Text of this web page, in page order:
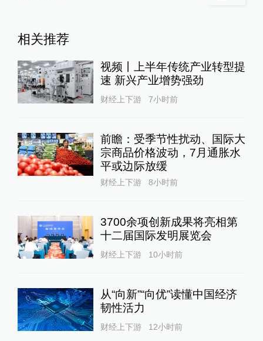
相关推荐
视频丨上半年传统产业转型提
速 新兴产业增势强劲
财经上下游 7小时前
前瞻：受季节性扰动、国际大
宗商品价格波动，7月通胀水
平或边际放缓
财经上下游 8小时前
3700余项创新成果将亮相第
十二届国际发明展览会
财经上下游 10小时前
从“向新”“向优”读懂中国经济
韧性活力
财经上下游 12小时前